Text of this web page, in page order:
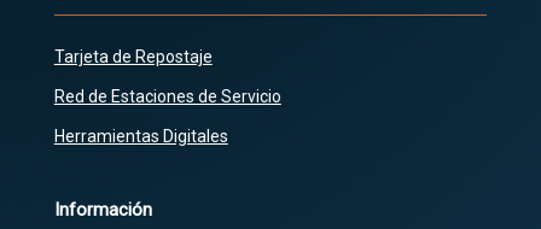
Tarjeta de Repostaje
Red de Estaciones de Servicio
Herramientas Digitales
Información